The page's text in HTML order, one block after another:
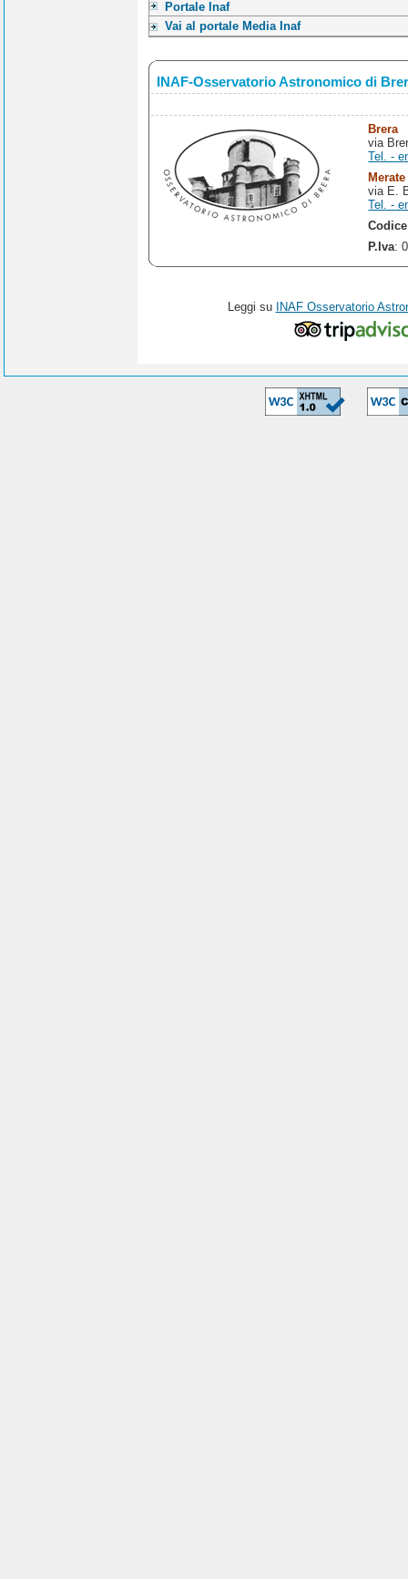
Portale Inaf
Vai al portale Media Inaf
INAF-Osservatorio Astronomico di
Brera
via
Tel. -
Merate
via E.
Tel. -
P.Iva:
Leggi su INAF Osservatorio